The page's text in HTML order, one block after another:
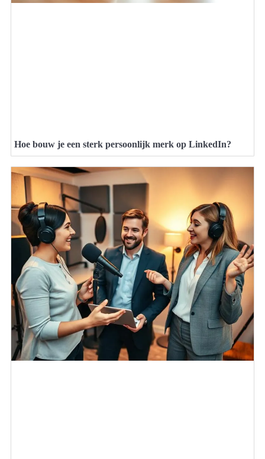
Hoe bouw je een sterk persoonlijk merk op LinkedIn?